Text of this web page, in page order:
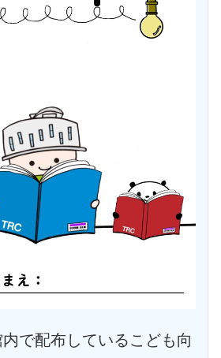
で配布しているこども向